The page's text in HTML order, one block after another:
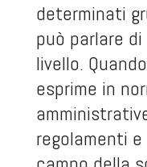
determinati
può parlare
livello.
esprime in
regolamenti